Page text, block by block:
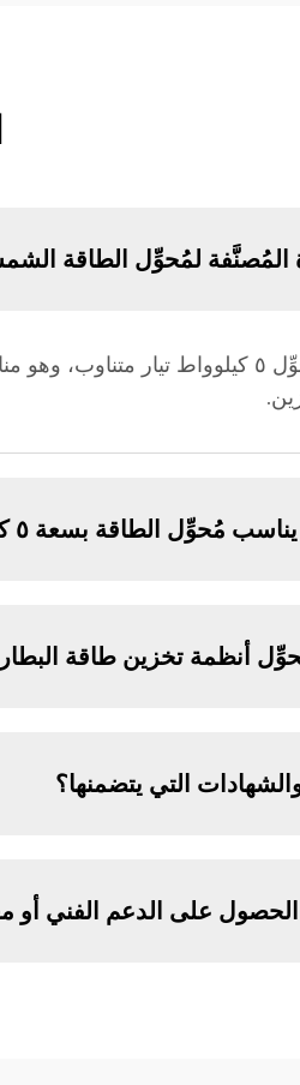
لمُحوِّل الطاقة الشمسية
يبلغ التصنيف الاسمي للمُحوِّل ٥
مُحوِّل الطاقة بسعة ٥ كيلوواط؟
أنظمة تخزين طاقة
التي يتضمنها؟
على الدعم الفني أو